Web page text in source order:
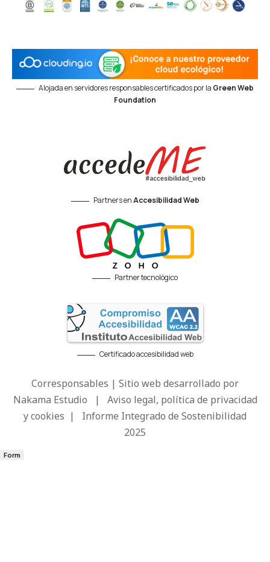
Alojada en servidores responsables certificados por la Green Web
Foundation
Partners enAccesibilidad Web
Partner tecnológico
Certificado accesibilidad web
Corresponsables | Sitio web desarrollado por
Nakama Estudio | Aviso legal, política de privacidad
y cookies | Informe Integrado de Sostenibilidad
2025
Form